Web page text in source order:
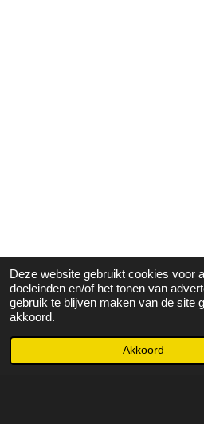
Deze website gebruikt cookies voor
doeleinden en/of het tonen van
gebruik te blijven maken van de site
akkoord.
Akkoord